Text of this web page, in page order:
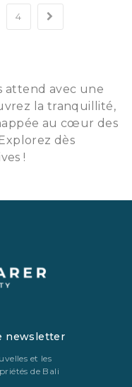
4
attend avec une
la tranquillité,
au cœur des
dès
!
newsletter
et les
de Bali